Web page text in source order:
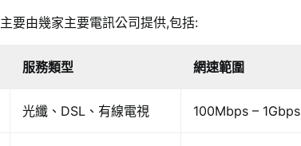
要由幾家主要電訊公司提供,包括:
服務類型 網速範圍
光纖、DSL、有線電視 100Mbps – 1Gbps